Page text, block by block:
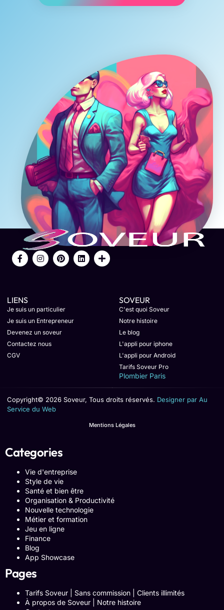
LIENS
Je suis un particulier
Je suis un Entrepreneur
Devenez un soveur
Contactez nous
CGV
SOVEUR
C'est quoi Soveur
Notre histoire
Le blog
L'appli pour iphone
L'appli pour Android
Tarifs Soveur Pro
Plombier Paris
Copyright© 2026 Soveur, Tous droits réservés. Designer par Au
Service du Web
Mentions Légales
Categories
Vie d'entreprise
Style de vie
Santé et bien être
Organisation & Productivité
Nouvelle technologie
Métier et formation
Jeu en ligne
Finance
Blog
App Showcase
Pages
Tarifs Soveur | Sans commission | Clients illimités
À propos de Soveur | Notre histoire